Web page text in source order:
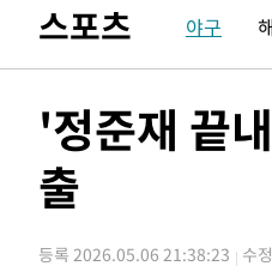
스포츠 야구
'정준재 끝
출
등록 2026.05.06 21:38:23 수